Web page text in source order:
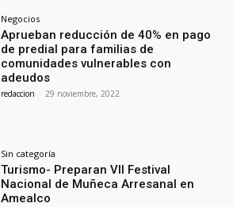
Negocios
Aprueban reducción de 40% en pago
de predial para familias de
comunidades vulnerables con
adeudos
redaccion - 29 noviembre, 2022
Sin categoría
Turismo- Preparan VII Festival
Nacional de Muñeca Arresanal en
Amealco